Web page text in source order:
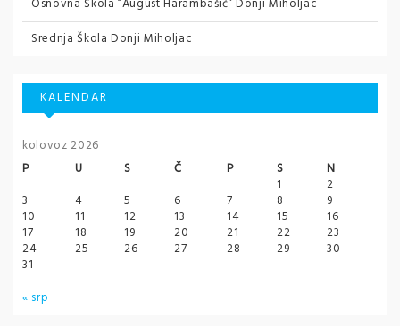
Osnovna Škola “August Harambašić” Donji Miholjac
Srednja Škola Donji Miholjac
KALENDAR
kolovoz 2026
P
U S Č P S
N
1
2
3
4 5 6 7 8
9
10
11 12 13 14 15
16
17
18 19 20 21 22
23
24
25 26 27 28 29
30
31
« srp